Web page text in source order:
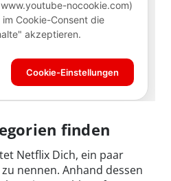
finden
Netflix Dich, ein paar
nennen. Anhand dessen